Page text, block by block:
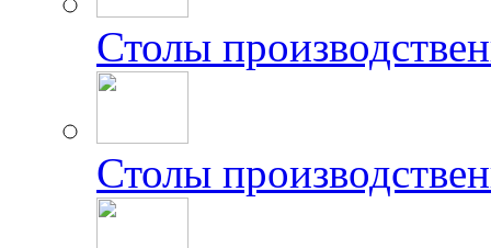
Столы
Столы